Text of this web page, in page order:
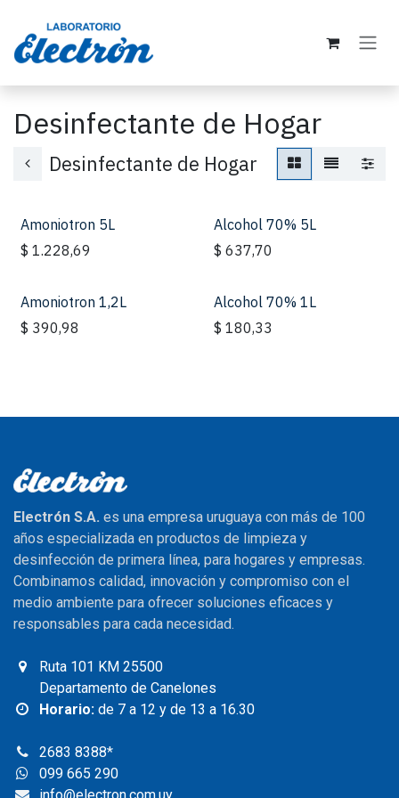
Desinfectante de Hogar
Desinfectante de Hogar
Amoniotron 5L
$ 1.228,69
Alcohol 70% 5L
$ 637,70
Amoniotron 1,2L
$ 390,98
Alcohol 70% 1L
$ 180,33
Electrón S.A. es una empresa uruguaya con más de 100
años especializada en productos de limpieza y
desinfección de primera línea, para hogares y empresas.
Combinamos calidad, innovación y compromiso con el
medio ambiente para ofrecer soluciones eficaces y
responsables para cada necesidad.
Ruta 101 KM 25500
Departamento de Canelones
Horario: de 7 a 12 y de 13 a 16.30
2683 8388*
099 665 290